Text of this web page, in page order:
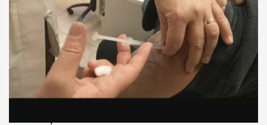
Mert eddig, amíg fiatal voltam, nem nagyon törődtem
ilyennel, és úgy gondoltam, én úgysem kaphatom el az
influenzát, de most, hogy idősebb vagyok, jobban oda kell
A Losonc utcai rendelőben egy szezonban általában 300-an
kérik az ingyenes védoltást, főleg az idősebbek.